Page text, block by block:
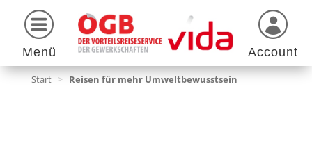
Menü Account
Start > Reisen für mehr Umweltbewusstsein